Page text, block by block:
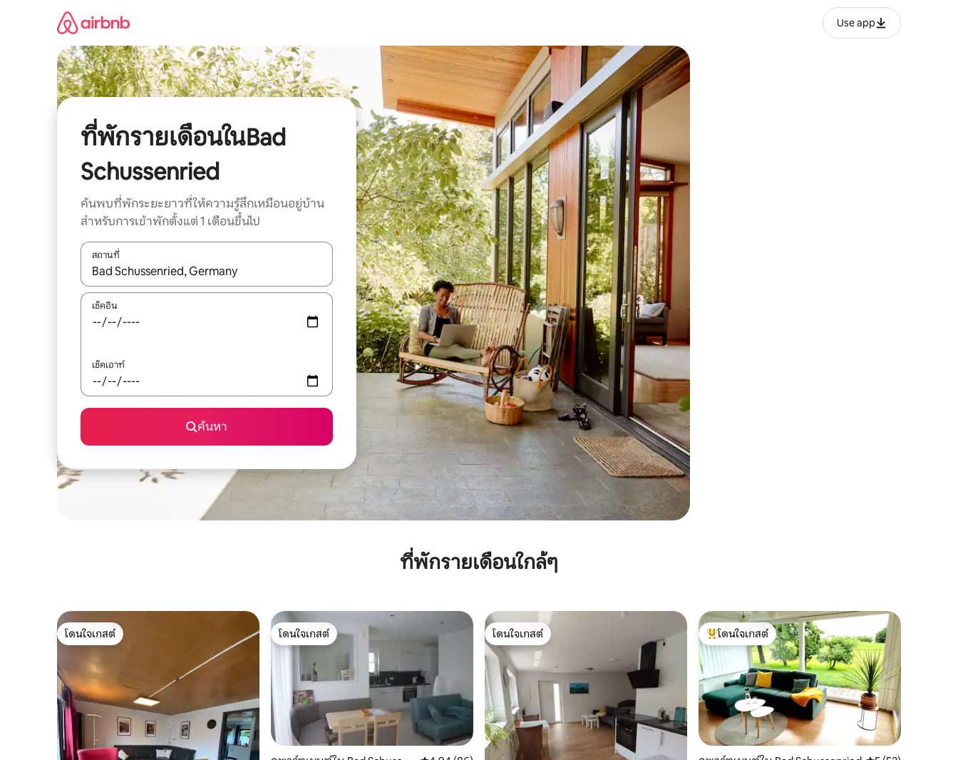
Use app
ที่พักรายเดือนในBad
Schussenried
ค้นพบที่พักระยะยาวที่ให้ความรู้สึกเหมือนอยู่บ้าน
สำหรับการเข้าพักตั้งแต่ 1 เดือนขึ้นไป
สถานที่
ใช้ลูกศรขึ้นลง หรือใช้การสัมผัสหรือปัด เพื่อสำรวจผลการค้นหา
เช็คอิน
เช็คเอาท์
ค้นหา
ที่พักรายเดือนใกล้ๆ
โดนใจเกสต์
โดนใจเกสต์
โดนใจเกสต์
โดนใจเกสต์
โดนใจเกสต์
โดนใจเกสต์
โดนใจเกสต์ที่สุด
โดนใจเกสต์